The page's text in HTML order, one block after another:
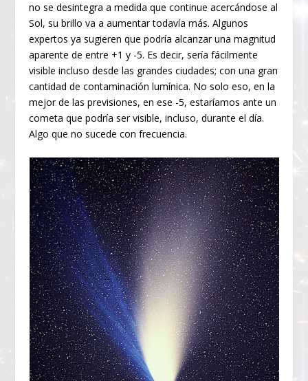
no se desintegra a medida que continue acercándose al
Sol, su brillo va a aumentar todavía más. Algunos
expertos ya sugieren que podría alcanzar una magnitud
aparente de entre +1 y -5. Es decir, sería fácilmente
visible incluso desde las grandes ciudades; con una gran
cantidad de contaminación lumínica. No solo eso, en la
mejor de las previsiones, en ese -5, estaríamos ante un
cometa que podría ser visible, incluso, durante el día.
Algo que no sucede con frecuencia.